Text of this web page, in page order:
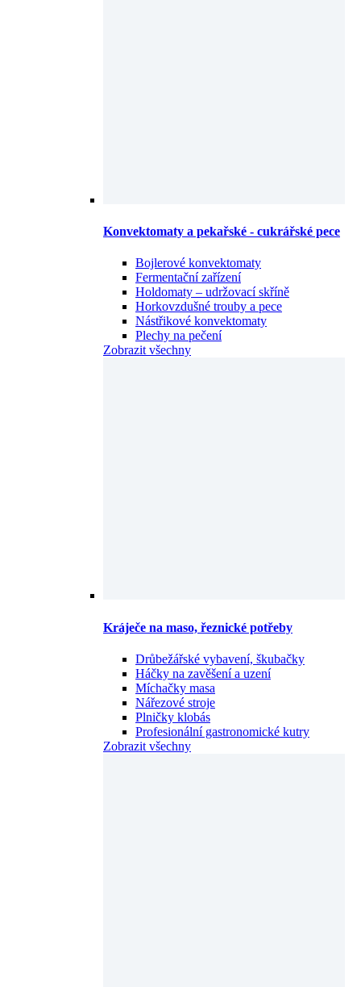
Konvektomaty a pekařské - cukrářské pece
Bojlerové konvektomaty
Fermentační zařízení
Holdomaty – udržovací skříně
Horkovzdušné trouby a pece
Nástřikové konvektomaty
Plechy na pečení
Zobrazit všechny
Kráječe na maso, řeznické potřeby
Drůbežářské vybavení, škubačky
Háčky na zavěšení a uzení
Míchačky masa
Nářezové stroje
Plničky klobás
Profesionální gastronomické kutry
Zobrazit všechny